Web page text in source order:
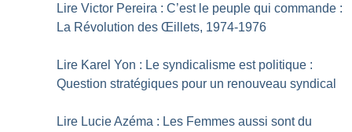
Lire Victor Pereira : C’est le peuple qui commande :
La Révolution des Œillets, 1974-1976
Lire Karel Yon : Le syndicalisme est politique :
Question stratégiques pour un renouveau syndical
Lire Lucie Azéma : Les Femmes aussi sont du